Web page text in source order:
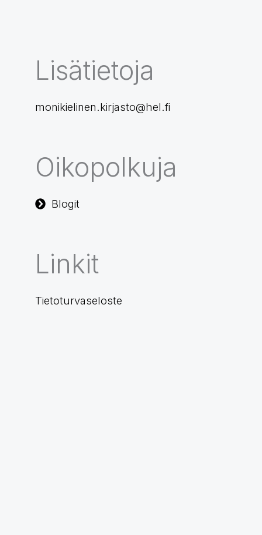
Lisätietoja
monikielinen.kirjasto@hel.fi
Oikopolkuja
Blogit
Linkit
Tietoturvaseloste